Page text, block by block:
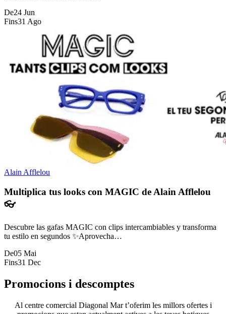
De24 Jun
Fins31 Ago
Alain Afflelou
Multiplica tus looks con MAGIC de Alain Afflelou
👓
Descubre las gafas MAGIC con clips intercambiables y transforma
tu estilo en segundos ✨Aprovecha…
De05 Mai
Fins31 Dec
Promocions i descomptes
Al centre comercial Diagonal Mar t’oferim les millors ofertes i